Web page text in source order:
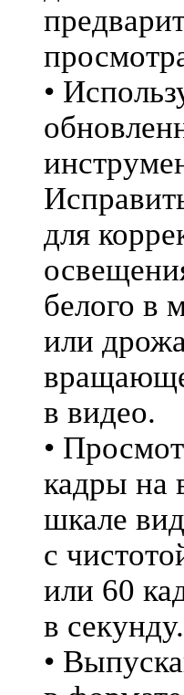
•
для
белого в
или
в видео.
•
кадры на
шкале
с
или 60
в секунду.
•